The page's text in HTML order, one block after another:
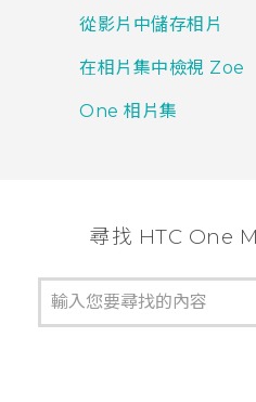
從影片中儲存相片
在相片集中檢視 Zoe
One 相片集
尋找 HTC One